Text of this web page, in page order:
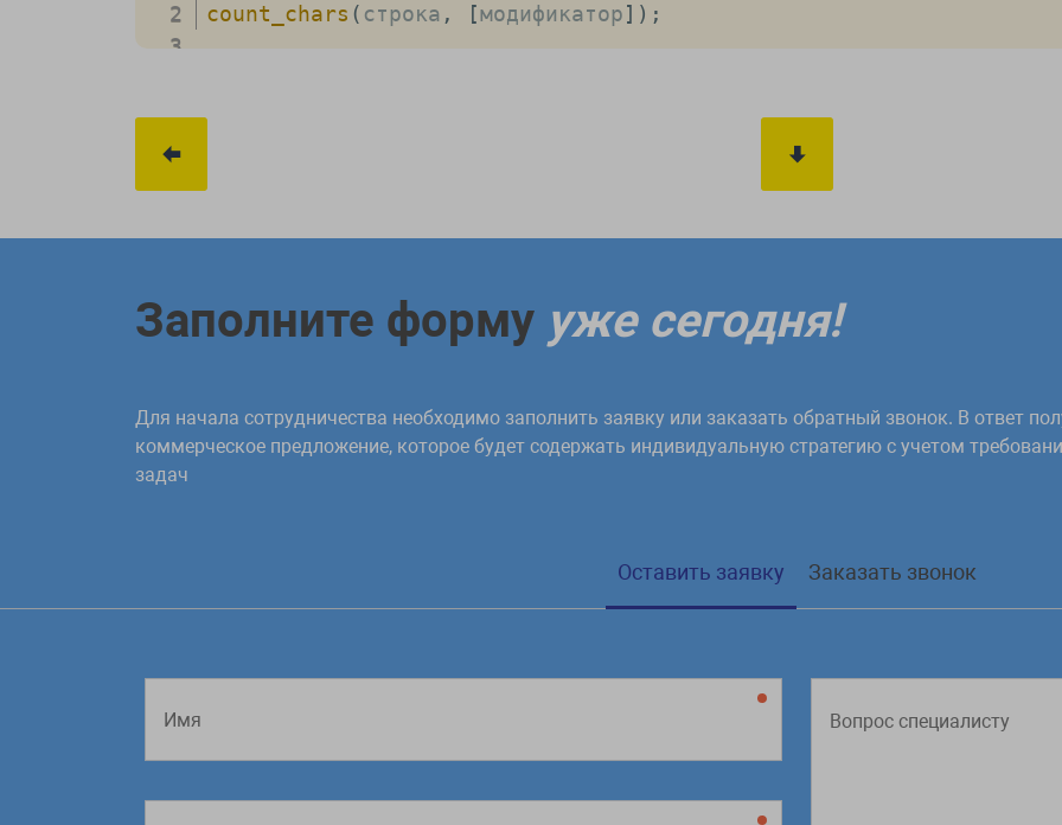
count_chars ( строка , [модификатор] ) ;
Заполните форму уже сегодня!
Для начала сотрудничества необходимо заполнить заявку или заказать обратный звонок. В ответ
коммерческое предложение, которое будет содержать индивидуальную стратегию с учетом
задач
Оставить заявку Заказать звонок